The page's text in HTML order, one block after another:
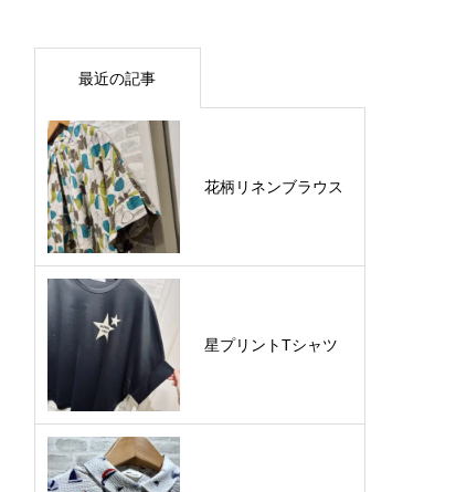
最近の記事
花柄リネンブラウス
星プリントTシャツ